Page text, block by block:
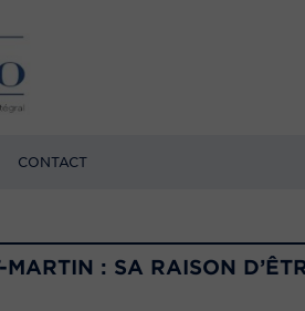
CONTACT
: SA RAISON